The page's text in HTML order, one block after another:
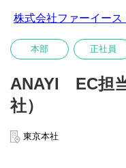
株式会社ファーイース
本部 正社員
ANAYI EC担
社）
東京本社